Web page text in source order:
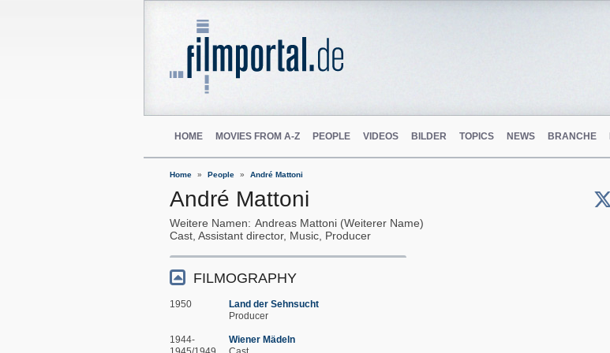
HOME MOVIES FROM A-Z PEOPLE VIDEOS BILDER TOPICS NEWS BRANCHE
Home People André Mattoni
André Mattoni
Weitere Namen
Andreas Mattoni (Weiterer Name)
Cast, Assistant director, Music, Producer
FILMOGRAPHY
1950
Land der Sehnsucht
Producer
1944-
Wiener Mädeln